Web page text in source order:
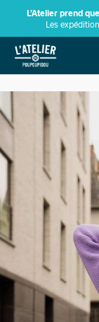
L’Atelier prend
Les